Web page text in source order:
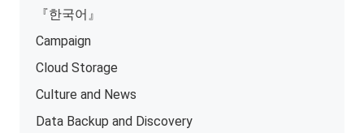
『한국어』
Campaign
Cloud Storage
Culture and News
Data Backup and Discovery